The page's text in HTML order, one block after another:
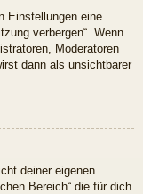
Einstellungen eine
verbergen“. Wenn
Moderatoren
dann als unsichtbarer
deiner eigenen
Bereich“ die für dich